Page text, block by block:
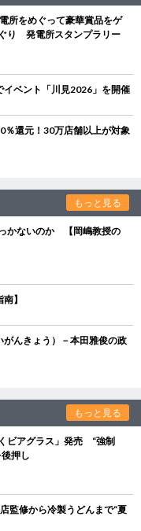
所をめぐって豪華賞品をゲ
り 発電所スタンプラリー
ベント「川見2026」を開催
％還元！30万店舗以上が対象
もっと見る
かないのか 【岡嶋教授の
】
んきょう）－本田雅俊の政
もっと見る
ビアグラス」発売 “強制
押し
監修から冷製うどんまで“夏